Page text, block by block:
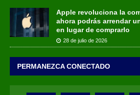
Apple revoluciona la
ahora podrás arrendar
en lugar de comprarlo
28 de julio de 2026
PERMANEZCA CONECTADO